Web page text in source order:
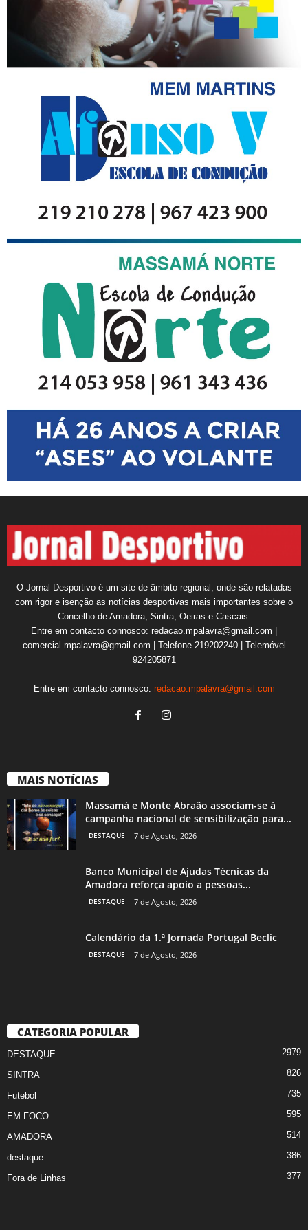
O Jornal Desportivo é um site de âmbito regional, onde são relatadas
com rigor e isenção as notícias desportivas mais importantes sobre o
Concelho de Amadora, Sintra, Oeiras e Cascais.
Entre em contacto connosco: redacao.mpalavra@gmail.com |
comercial.mpalavra@gmail.com | Telefone 219202240 | Telemóvel
924205871
Entre em contacto connosco: redacao.mpalavra@gmail.com
MAIS NOTÍCIAS
Massamá e Monte Abraão associam-se à
campanha nacional de sensibilização para...
DESTAQUE 7 de Agosto, 2026
Banco Municipal de Ajudas Técnicas da
Amadora reforça apoio a pessoas...
DESTAQUE 7 de Agosto, 2026
Calendário da 1.ª Jornada Portugal Beclic
DESTAQUE 7 de Agosto, 2026
CATEGORIA POPULAR
DESTAQUE 2979
SINTRA 826
Futebol 735
EM FOCO 595
AMADORA 514
destaque 386
Fora de Linhas 377